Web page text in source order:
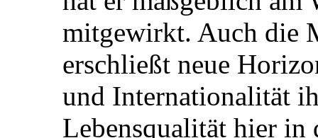
mitgewirkt. Auch die
erschließt neue
und Internationalität
Lebensqualität hier in